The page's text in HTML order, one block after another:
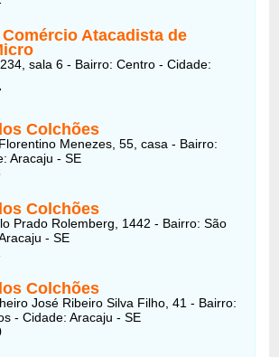
Atacadista de
sala 6 - Bairro: Centro - Cidade:
Colchões
Menezes, 55, casa - Bairro:
Aracaju - SE
Colchões
Prado Rolemberg, 1442 - Bairro: São
- SE
Colchões
José Ribeiro Silva Filho, 41 - Bairro:
- Cidade: Aracaju - SE